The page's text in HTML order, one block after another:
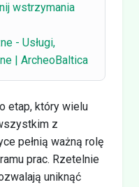
wstrzymania
- Usługi,
| ArcheoBaltica
etap, który wielu
z
pełnią ważną rolę
prac. Rzetelnie
uniknąć